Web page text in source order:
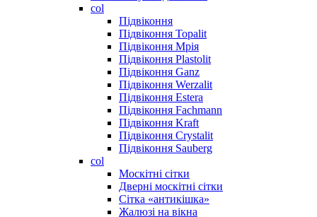
col
Підвіконня
Підвіконня Topalit
Підвіконня Мрія
Підвіконня Plastolit
Підвіконня Ganz
Підвіконня Werzalit
Підвіконня Estera
Підвіконня Fachmann
Підвіконня Kraft
Підвіконня Crystalit
Підвіконня Sauberg
col
Москітні сітки
Дверні москітні сітки
Сітка «антикішка»
Жалюзі на вікна